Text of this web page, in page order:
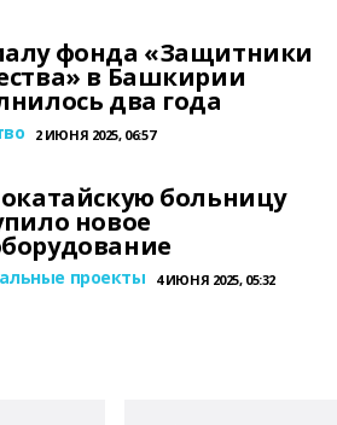
фонда «Защитники
в Башкирии
два года
2 ИЮНЯ 2025, 06:57
больницу
новое
проекты 4 ИЮНЯ 2025, 05:32